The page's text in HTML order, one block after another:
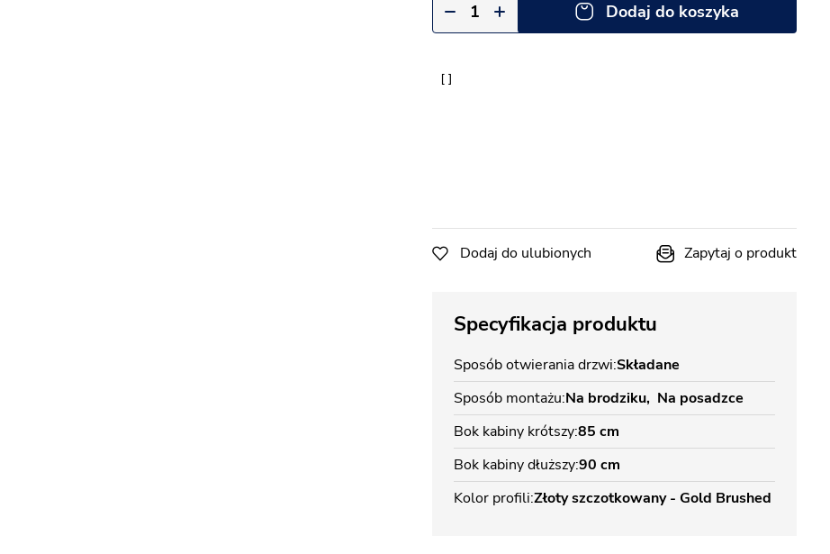
Dodaj do koszyka
Dodaj do ulubionych Zapytaj o produkt
Specyfikacja produktu
Sposób otwierania drzwi Składane
Sposób montażu Na brodziku Na posadzce
Bok kabiny krótszy85 cm
Bok kabiny dłuższy90 cm
Kolor profili Złoty szczotkowany - Gold Brushed